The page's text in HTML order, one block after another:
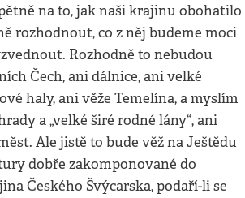
na to, jak naši krajinu obohatilo
rozhodnout, co z něj budeme moci
Rozhodně to nebudou
Čech, ani dálnice, ani velké
haly, ani věže Temelína, a myslím
a „velké širé rodné lány“, ani
Ale jistě to bude věž na Ještědu
dobře zakomponované do
Českého Švýcarska, podaří-li se